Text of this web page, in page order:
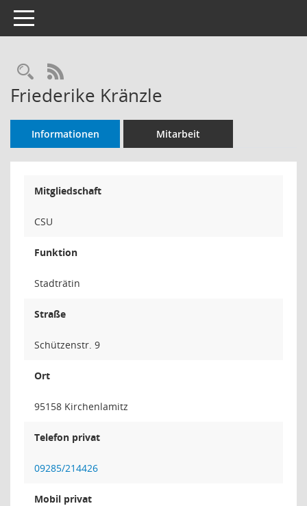
Toggle navigation
Rechercheauswahl
RSS-Feed
Friederike Kränzle
Informationen Mitarbeit
Mitgliedschaft
CSU
Funktion
Stadträtin
Straße
Schützenstr. 9
Ort
95158 Kirchenlamitz
Telefon privat
09285/214426
Mobil privat